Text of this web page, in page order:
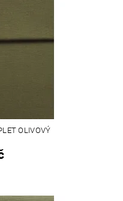
OLIVOVÝ